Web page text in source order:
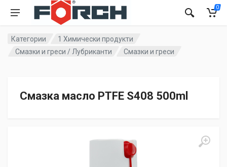
0
Категории
1 Химически продукти
Смазки и греси / Лубриканти
Смазки и греси
Смазка масло PTFE S408 500ml